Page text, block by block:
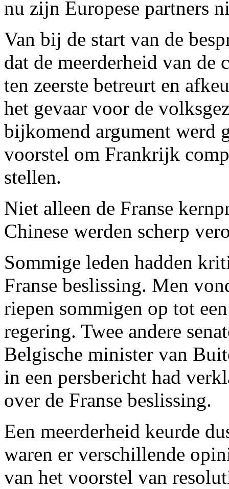
nu zijn Europese partners
Van bij de start van de
dat de meerderheid van de
ten zeerste betreurt en
het gevaar voor de
bijkomend argument werd
voorstel om Frankrijk
stellen.
Niet alleen de Franse
Chinese werden scherp
Sommige leden hadden
Franse beslissing. Men
riepen sommigen op tot
regering. Twee andere
Belgische minister van
in een persbericht had
over de Franse beslissing.
Een meerderheid keurde
waren er verschillende
van het voorstel van